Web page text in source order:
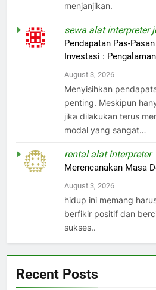
menjanjikan.
sewa alat interpreter
Pendapatan Pas-
Investasi :
August 3, 2026
Menyisihkan
penting. Meskipun
jika dilakukan terus
modal yang sangat…
rental alat interpreter
Merencanakan Masa
August 3, 2026
hidup ini memang
berfikir positif dan
sukses..
Recent Posts